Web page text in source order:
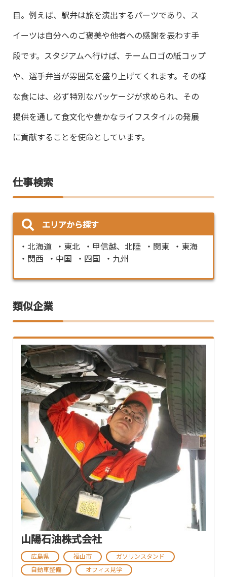
目。例えば、駅弁は旅を演出するパーツであり、ス
イーツは自分へのご褒美や他者への感謝を表わす手
段です。スタジアムへ行けば、チームロゴの紙コップ
や、選手弁当が雰囲気を盛り上げてくれます。その様
な食には、必ず特別なパッケージが求められ、その
提供を通して食文化や豊かなライフスタイルの発展
に貢献することを使命としています。
仕事検索
エリアから探す
北海道 東北 甲信越、北陸 関東
東海
関西
中国 四国 九州
類似企業
山陽石油株式会社
広島県 福山市
ガソリンスタンド
自動車整備
オフィス見学